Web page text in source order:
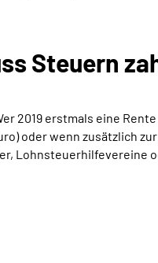
Steuern
2019 erstmals eine
oder wenn zusätzlich
Lohnsteuerhilfevereine